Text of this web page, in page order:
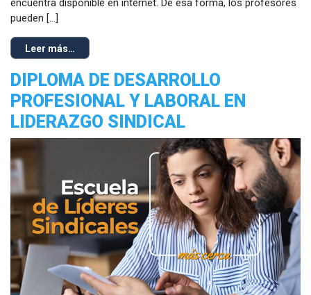
encuentra disponible en internet. De esa forma, los profesores
pueden […]
Leer más…
DIPLOMA DE DESARROLLO
PROFESIONAL Y LABORAL EN
LIDERAZGO SINDICAL